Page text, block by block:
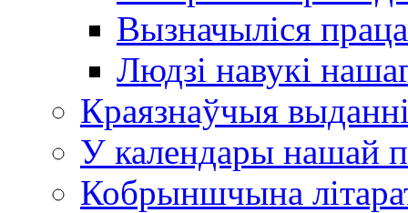
Вызначыліся
Людзі навукі
Краязнаўчыя
У календары нашай
Кобрыншчына